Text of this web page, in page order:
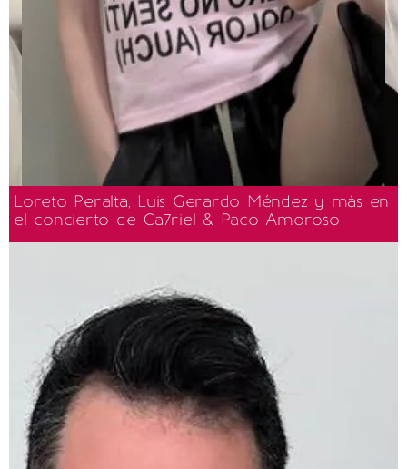
Loreto Peralta, Luis Gerardo Méndez y más en
el concierto de Ca7riel & Paco Amoroso